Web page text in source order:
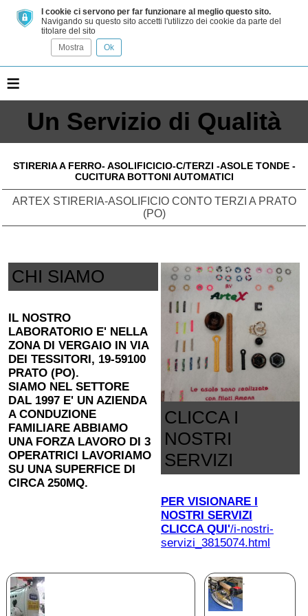
I cookie ci servono per far funzionare al meglio questo sito.
Navigando su questo sito accetti l'utilizzo dei cookie da parte del
titolare del sito
Mostra
Ok
≡
Un Servizio di Qualità
STIRERIA A FERRO- ASOLIFICICIO-C/TERZI -ASOLE TONDE -
CUCITURA BOTTONI AUTOMATICI
ARTEX STIRERIA-ASOLIFICIO CONTO TERZI A PRATO
(PO)
CHI SIAMO
IL NOSTRO
LABORATORIO E' NELLA
ZONA DI VERGAIO IN VIA
DEI TESSITORI, 19-59100
PRATO (PO).
SIAMO NEL SETTORE
DAL 1997 E' UN AZIENDA
A CONDUZIONE
FAMILIARE ABBIAMO
UNA FORZA LAVORO DI 3
OPERATRICI LAVORIAMO
SU UNA SUPERFICE DI
CIRCA 250MQ.
CLICCA I
NOSTRI
SERVIZI
PER VISIONARE I
NOSTRI SERVIZI
CLICCA QUI'/i-nostri-
servizi_3815074.html
.